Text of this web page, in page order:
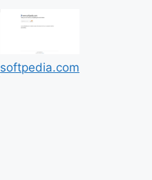
softpedia.com